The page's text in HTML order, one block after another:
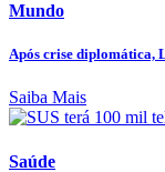
Mundo
Após crise diplomática,
Saiba Mais
Saúde